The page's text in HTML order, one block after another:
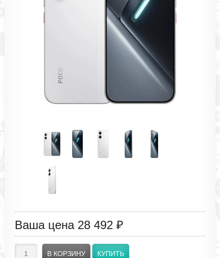
Ваша цена 28 492 ₽